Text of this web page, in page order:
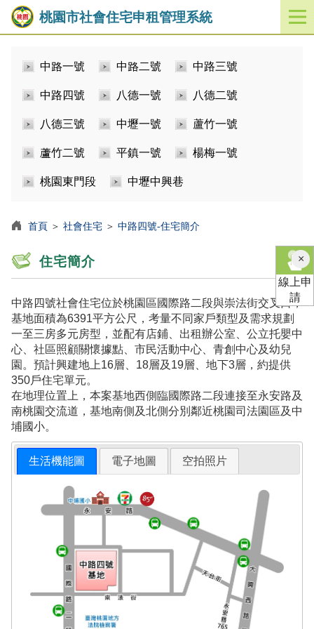
桃園市社會住宅申租管理系統
開
啟
中路一號 中路二號 中路三號
中路四號 八德一號 八德二號
八德三號 中壢一號 蘆竹一號
蘆竹二號 平鎮一號 楊梅一號
桃園東門段 中壢中興巷
首頁 ＞ 社會住宅 ＞ 中路四號-住宅簡介
住宅簡介
中路四號社會住宅位於桃園區國際路二段與崇法街交叉口，
基地面積為6391平方公尺，考量不同家戶類型及需求規劃
一至三房多元房型，並配有店鋪、出租辦公室、公立托嬰中
心、社區照顧關懷據點、市民活動中心、青創中心及幼兒
園。預計興建地上16層、18層及19層、地下3層，約提供
350戶住宅單元。
在地理位置上，本案基地西側臨國際路二段連接至永安路及
南桃園交流道，基地南側及北側分別鄰近桃園司法園區及中
埔國小。
生活機能圖 電子地圖 空拍照片
×關
閉
線上申
請